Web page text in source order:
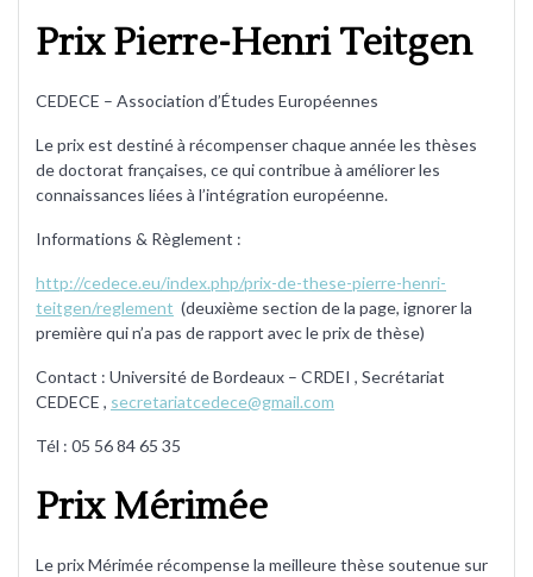
Prix Pierre-Henri Teitgen
CEDECE – Association d’Études Européennes
Le prix est destiné à récompenser chaque année les thèses
de doctorat françaises, ce qui contribue à améliorer les
connaissances liées à l’intégration européenne.
Informations & Règlement :
http://cedece.eu/index.php/prix-de-these-pierre-henri-
teitgen/reglement (deuxième section de la page, ignorer la
première qui n’a pas de rapport avec le prix de thèse)
Contact : Université de Bordeaux – CRDEI , Secrétariat
CEDECE , secretariatcedece@gmail.com
Tél : 05 56 84 65 35
Prix Mérimée
Le prix Mérimée récompense la meilleure thèse soutenue sur